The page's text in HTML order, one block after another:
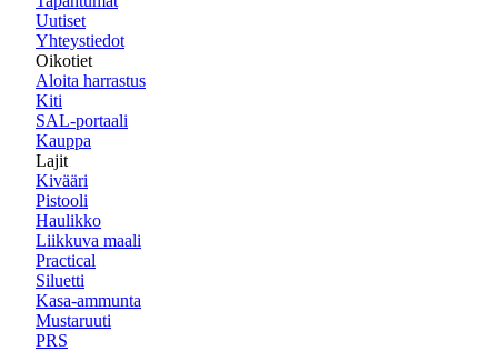
Uutiset
Yhteystiedot
Oikotiet
Aloita harrastus
Kiti
SAL-portaali
Kauppa
Lajit
Kivääri
Pistooli
Haulikko
Liikkuva maali
Practical
Siluetti
Kasa-ammunta
Mustaruuti
PRS